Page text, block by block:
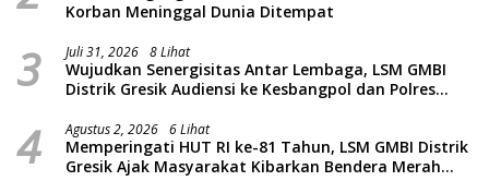
Korban Meninggal Dunia Ditempat
3 Juli 31, 2026 8 Lihat
Wujudkan Senergisitas Antar Lembaga, LSM GMBI
Distrik Gresik Audiensi ke Kesbangpol dan Polres
Piatu
4 Agustus 2, 2026 6 Lihat
Memperingati HUT RI ke-81 Tahun, LSM GMBI Distrik
Gresik Ajak Masyarakat Kibarkan Bendera Merah